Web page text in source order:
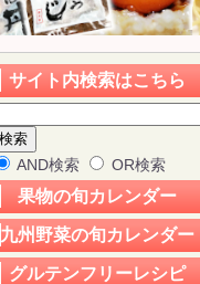
サイト内検索はこちら
AND検索 OR検索
果物の旬カレンダー
九州野菜の旬カレンダー
グルテンフリーレシピ